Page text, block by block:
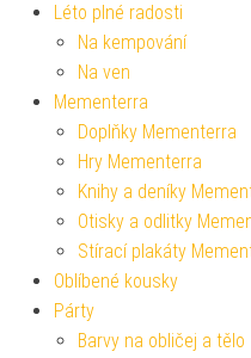
Léto plné radosti
Na kempování
Na ven
Mementerra
Doplňky Mementerra
Hry Mementerra
Knihy a deníky
Otisky a odlitky
Stírací plakáty
Oblíbené kousky
Párty
Barvy na obličej a tělo